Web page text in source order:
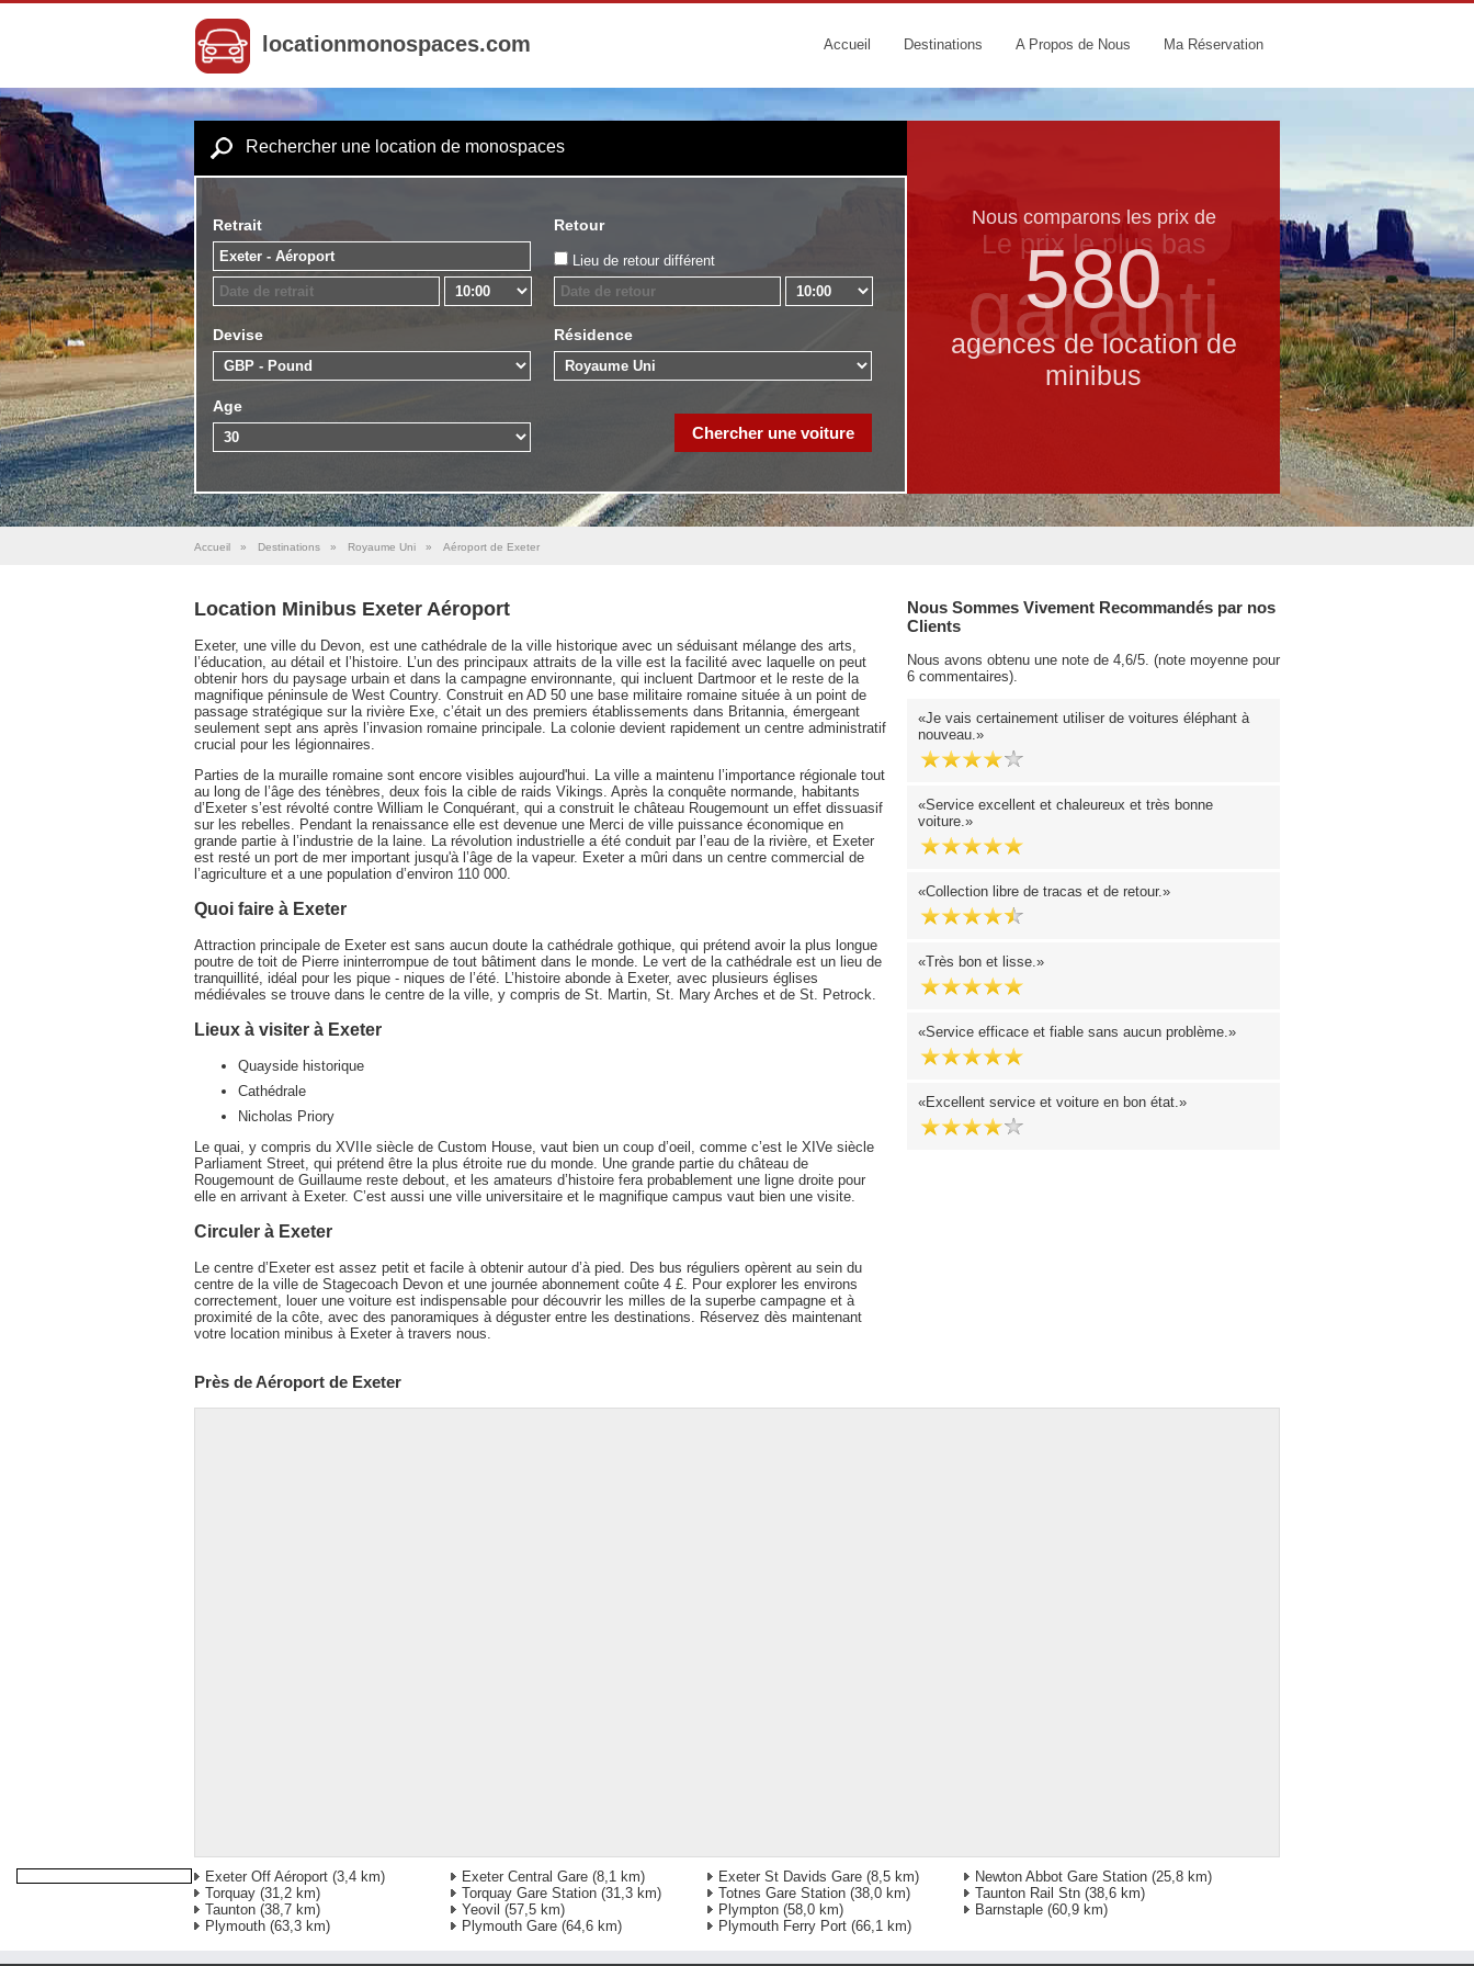
locationmonospaces.com Accueil Destinations A Propos de Nous Ma Réservation
Rechercher une location de monospaces
Retrait Retour
Lieu de retour différent
Devise Résidence
Age
Nous comparons les prix de
580
agences de location de
minibus
Le prix le​ plus bas
garanti
Accueil » Destinations » Royaume Uni » Aéroport de Exeter
Location Minibus Exeter Aéroport
Exeter, une ville du Devon, est une cathédrale de la ville historique avec un séduisant mélange des arts,
l’éducation, au détail et l’histoire. L’un des principaux attraits de la ville est la facilité avec laquelle on peut
obtenir hors du paysage urbain et dans la campagne environnante, qui incluent Dartmoor et le reste de la
magnifique péninsule de West Country. Construit en AD 50 une base militaire romaine située à un point de
passage stratégique sur la rivière Exe, c’était un des premiers établissements dans Britannia, émergeant
seulement sept ans après l’invasion romaine principale. La colonie devient rapidement un centre administratif
crucial pour les légionnaires.
Parties de la muraille romaine sont encore visibles aujourd'hui. La ville a maintenu l’importance régionale tout
au long de l’âge des ténèbres, deux fois la cible de raids Vikings. Après la conquête normande, habitants
d’Exeter s’est révolté contre William le Conquérant, qui a construit le château Rougemount un effet dissuasif
sur les rebelles. Pendant la renaissance elle est devenue une Merci de ville puissance économique en
grande partie à l’industrie de la laine. La révolution industrielle a été conduit par l’eau de la rivière, et Exeter
est resté un port de mer important jusqu'à l’âge de la vapeur. Exeter a mûri dans un centre commercial de
l’agriculture et a une population d’environ 110 000.
Quoi faire à Exeter
Attraction principale de Exeter est sans aucun doute la cathédrale gothique, qui prétend avoir la plus longue
poutre de toit de Pierre ininterrompue de tout bâtiment dans le monde. Le vert de la cathédrale est un lieu de
tranquillité, idéal pour les pique - niques de l’été. L’histoire abonde à Exeter, avec plusieurs églises
médiévales se trouve dans le centre de la ville, y compris de St. Martin, St. Mary Arches et de St. Petrock.
Lieux à visiter à Exeter
Quayside historique
Cathédrale
Nicholas Priory
Le quai, y compris du XVIIe siècle de Custom House, vaut bien un coup d’oeil, comme c’est le XIVe siècle
Parliament Street, qui prétend être la plus étroite rue du monde. Une grande partie du château de
Rougemount de Guillaume reste debout, et les amateurs d’histoire fera probablement une ligne droite pour
elle en arrivant à Exeter. C’est aussi une ville universitaire et le magnifique campus vaut bien une visite.
Circuler à Exeter
Le centre d’Exeter est assez petit et facile à obtenir autour d’à pied. Des bus réguliers opèrent au sein du
centre de la ville de Stagecoach Devon et une journée abonnement coûte 4 £. Pour explorer les environs
correctement, louer une voiture est indispensable pour découvrir les milles de la superbe campagne et à
proximité de la côte, avec des panoramiques à déguster entre les destinations. Réservez dès maintenant
votre location minibus à Exeter à travers nous.
Nous Sommes Vivement Recommandés par nos
Clients
Nous avons obtenu une note de 4,6/5. (note moyenne pour
6 commentaires).
Je vais certainement utiliser de voitures éléphant à
nouveau.
Service excellent et chaleureux et très bonne
voiture.
Collection libre de tracas et de retour.
Très bon et lisse.
Service efficace et fiable sans aucun problème.
Excellent service et voiture en bon état.
Près de Aéroport de Exeter
Exeter Off Aéroport (3,4 km) Exeter Central Gare (8,1 km) Exeter St Davids Gare (8,5 km) Newton Abbot Gare Station (25,8 km)
Torquay (31,2 km) Torquay Gare Station (31,3 km) Totnes Gare Station (38,0 km) Taunton Rail Stn (38,6 km)
Taunton (38,7 km) Yeovil (57,5 km) Plympton (58,0 km) Barnstaple (60,9 km)
Plymouth (63,3 km) Plymouth Gare (64,6 km) Plymouth Ferry Port (66,1 km)